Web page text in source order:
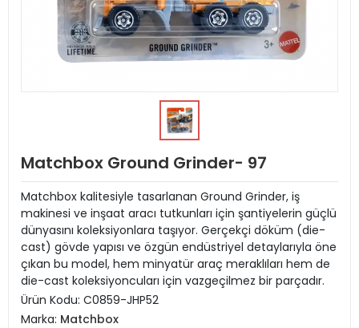
Matchbox Ground Grinder- 97
Matchbox kalitesiyle tasarlanan Ground Grinder, iş
makinesi ve inşaat aracı tutkunları için şantiyelerin güçlü
dünyasını koleksiyonlara taşıyor. Gerçekçi döküm (die-
cast) gövde yapısı ve özgün endüstriyel detaylarıyla öne
çıkan bu model, hem minyatür araç meraklıları hem de
die-cast koleksiyoncuları için vazgeçilmez bir parçadır.
Ürün Kodu: C0859-JHP52
Marka: Matchbox